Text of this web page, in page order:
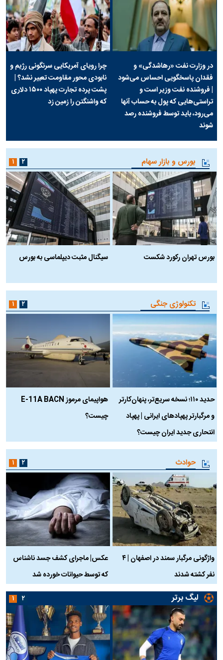
در وزارت نفت «رهاشدگی» و
فقدان پاسخگویی احساس می‌شود
| فروشنده نفت وزیر است و
تراستی‌هایی که پول به حساب آنها
می‌رود، باید توسط فروشنده رصد
شوند
چرا رویای آمریکایی سرنگونی رژیم و
نابودی محور مقاومت تعبیر نشد؟ |
پشت پرده تجارت پهپاد‌ ۱۵۰۰ دلاری
که واشنگتن را زمین زد
بورس و بازار سهام
بورس تهران رکورد شکست
سیگنال مثبت دیپلماسی به بورس
۱ ۲
تکنولوژی جنگی
حدید ۱۱۰؛ نسخه سریع‌تر، پنهان‌کارتر
و مرگبارتر پهپادهای ایرانی | پهپاد
انتحاری جدید ایران چیست؟
هواپیمای مرموز E-11A BACN
چیست؟
۱ ۲
حوادث
واژگونی مرگبار سمند در اصفهان | ۴
نفر کشته شدند
عکس| ماجرای کشف جسد ناشناس
که توسط حیوانات خورده شد
۱ ۲
لیگ برتر ۱ ۲